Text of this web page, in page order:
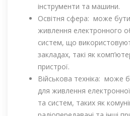
інструменти та машини.
Освітня сфера: може
живлення електронного
систем, що
закладах, такі як
пристрої.
Військова техніка: може
для живлення електронної
та систем, таких як